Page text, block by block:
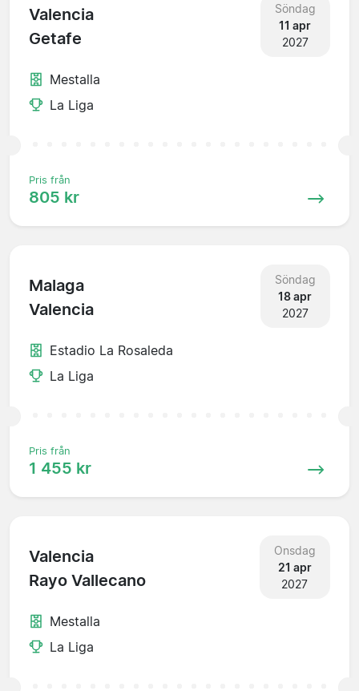
Valencia
Getafe
Söndag
11 apr
2027
Mestalla
La Liga
Pris från
805 kr
Malaga
Valencia
Söndag
18 apr
2027
Estadio La Rosaleda
La Liga
Pris från
1 455 kr
Valencia
Rayo Vallecano
Onsdag
21 apr
2027
Mestalla
La Liga